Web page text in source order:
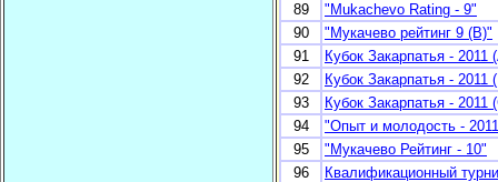
89
"Mukachevo Rating - 9"
90
"Мукачево рейтинг 9 (В)"
91
Кубок Закарпатья - 2011
92
Кубок Закарпатья - 2011
93
Кубок Закарпатья - 2011
94
"Опыт и молодость -
95
"Мукачево Рейтинг - 10"
96
Квалификационный